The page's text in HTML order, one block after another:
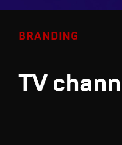
BRANDING
TV